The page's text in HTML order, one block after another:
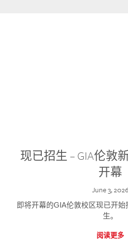
现已招生 – GIA伦敦
开幕
June 3, 2026
即将开幕的GIA伦敦校区现已开
生。
阅读更多